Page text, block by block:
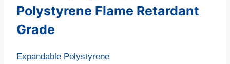
Polystyrene Flame Retardant
Grade
Expandable Polystyrene